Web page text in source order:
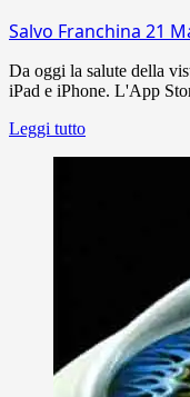
Salvo Franchina 21
Da oggi la salute della
iPad e iPhone. L'App
Leggi tutto